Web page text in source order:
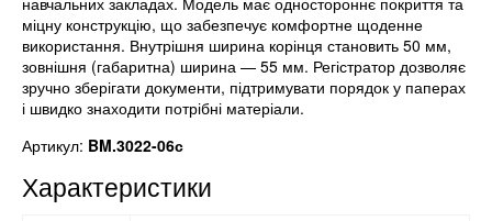
міцну конструкцію, що забезпечує комфортне щоденне
використання. Внутрішня ширина корінця становить 50 мм,
зовнішня (габаритна) ширина — 55 мм. Регістратор дозволяє
зручно зберігати документи, підтримувати порядок у паперах
і швидко знаходити потрібні матеріали.
Артикул: BM.3022-06с
Характеристики